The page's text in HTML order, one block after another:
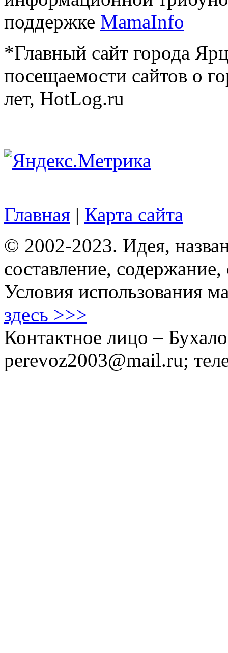
поддержке MamaInfo
*Главный сайт города
посещаемости сайтов о
лет, HotLog.ru
Главная | Карта сайта
© 2002-2023. Идея,
составление,
Условия использования
здесь >>>
Контактное лицо –
perevoz2003@mail.ru;